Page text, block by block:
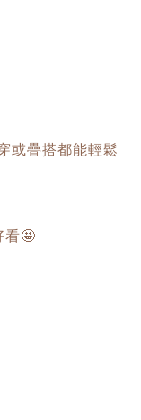
或疊搭都能輕鬆
看🤩